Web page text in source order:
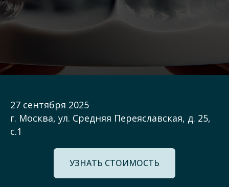
27 сентября 2025
г. Москва, ул. Средняя Переяславская, д. 25,
с.1
УЗНАТЬ СТОИМОСТЬ